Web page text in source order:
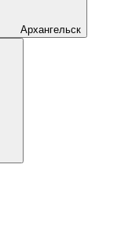
Архангельск